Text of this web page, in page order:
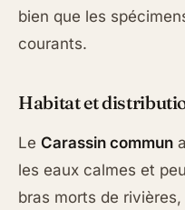
bien que les
courants.
Habitat et
Le Carassin commun
les eaux calmes et
bras morts de